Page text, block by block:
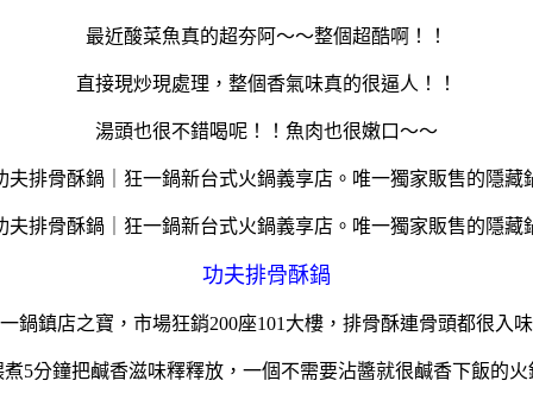
最近酸菜魚真的超夯阿～～整個超酷啊！！
直接現炒現處理，整個香氣味真的很逼人！！
湯頭也很不錯喝呢！！魚肉也很嫩口～～
功夫排骨酥鍋
鍋鎮店之寶，市場狂銷200座101大樓，排骨酥連骨頭都很入
煮5分鐘把鹹香滋味釋釋放，一個不需要沾醬就很鹹香下飯的火